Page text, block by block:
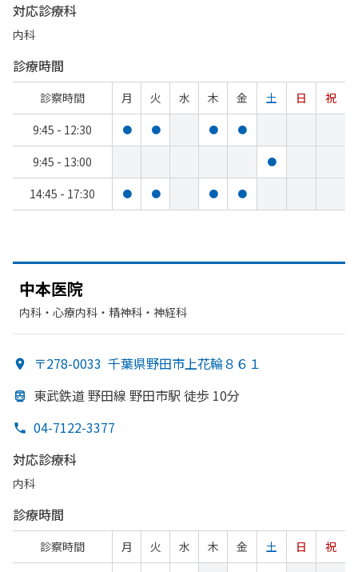
対応診療科
内科
診療時間
診察時間 月 火 水 木 金 土 日
祝
9:45 - 12:30
● ● ● ●
9:45 - 13:00 ●
14:45 - 17:30 ● ● ● ●
中本医院
内科・​心療内科・​精神科・神経科
〒278-0033 千葉県野田市上花輪８６１
東武鉄道 野田線 野田市駅 徒歩 10分
04-7122-3377
対応診療科
内科
診療時間
診察時間 月 火 水 木 金 土 日
祝